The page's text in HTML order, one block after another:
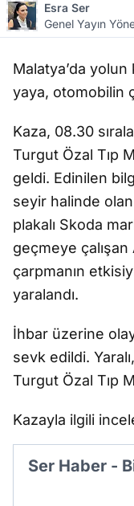
Esra Ser
Genel Yayın
Malatya’da yolun
yaya, otomobilin
Kaza, 08.30
Turgut Özal Tıp
geldi. Edinilen
seyir halinde
plakalı Skoda
geçmeye çalışan
çarpmanın
yaralandı.
İhbar üzerine
sevk edildi.
Turgut Özal Tıp
Kazayla ilgili
Ser Haber -